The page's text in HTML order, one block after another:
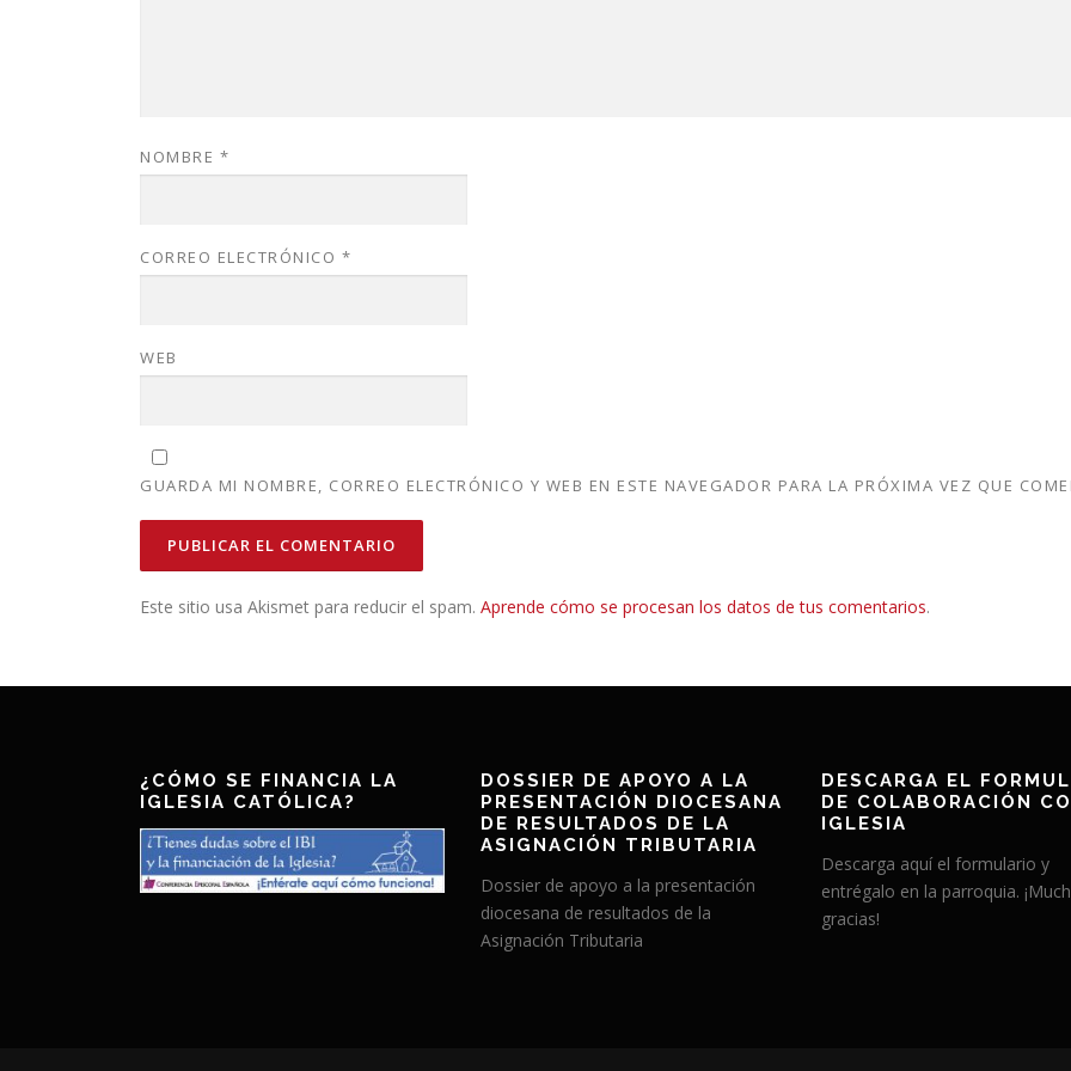
NOMBRE *
CORREO ELECTRÓNICO *
WEB
GUARDA MI NOMBRE, CORREO ELECTRÓNICO Y WEB EN ESTE NAVEGADOR PARA LA PRÓXIMA VEZ QUE
Este sitio usa Akismet para reducir el spam. Aprende cómo se procesan los datos de tus comentarios.
¿CÓMO SE FINANCIA LA
IGLESIA CATÓLICA?
DOSSIER DE APOYO A LA
PRESENTACIÓN DIOCESANA
DE RESULTADOS DE LA
ASIGNACIÓN TRIBUTARIA
Dossier de apoyo a la presentación
diocesana de resultados de la
Asignación Tributaria
DESCARGA EL
DE COLABORACIÓN
IGLESIA
Descarga aquí el formulario y
entrégalo en la parroquia.
gracias!